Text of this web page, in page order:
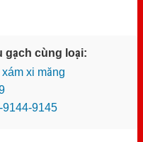
gạch cùng loại:
xi măng
9144-9145